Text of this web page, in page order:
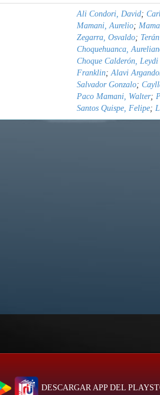
Ali Condori, David;
Mamani, Aurelio;
Zegarra, Osvaldo;
Choquehuanca,
Choque Calderón,
Franklin;Alavi
Salvador Gonzalo;
Paco Mamani, Walter;
Santos Quispe, Felipe;
DESCARGAR APP DEL